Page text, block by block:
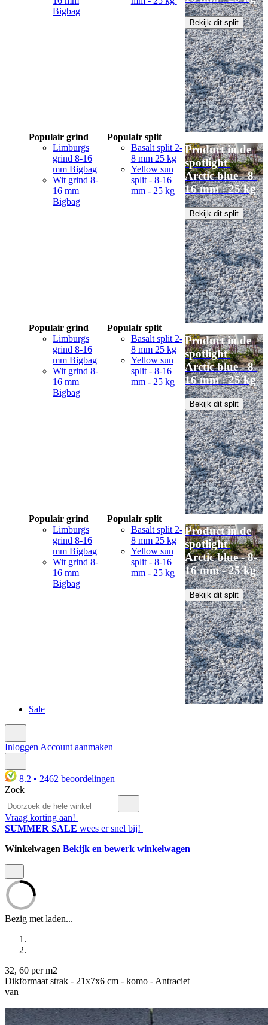
Bigbag
Bekijk dit split
Populair grind
Limburgs
grind 8-16
mm Bigbag
Wit grind 8-
16 mm
Bigbag
Populair split
Basalt split 2-
8 mm 25 kg
Yellow sun
split - 8-16
mm - 25 kg
Product in de
spotlight
Arctic blue - 8-
16 mm - 25 kg
Bekijk dit split
Populair grind
Limburgs
grind 8-16
mm Bigbag
Wit grind 8-
16 mm
Bigbag
Populair split
Basalt split 2-
8 mm 25 kg
Yellow sun
split - 8-16
mm - 25 kg
Product in de
spotlight
Arctic blue - 8-
16 mm - 25 kg
Bekijk dit split
Populair grind
Limburgs
grind 8-16
mm Bigbag
Wit grind 8-
16 mm
Bigbag
Populair split
Basalt split 2-
8 mm 25 kg
Yellow sun
split - 8-16
mm - 25 kg
Product in de
spotlight
Arctic blue - 8-
16 mm - 25 kg
Bekijk dit split
Sale
InloggenAccount aanmaken
8.2 • 2462 beoordelingen
Zoek
Vraag korting aan!
SUMMER SALE wees er snel bij!
Winkelwagen Bekijk en bewerk winkelwagen
Bezig met laden...
32, 60 per m2
Dikformaat strak - 21x7x6 cm - komo - Antraciet
van